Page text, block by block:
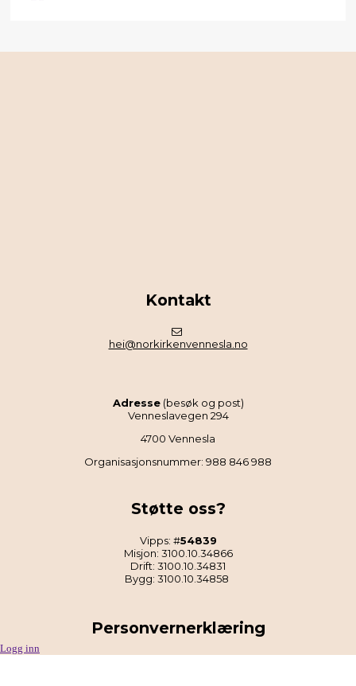
Kontakt
hei@norkirkenvennesla.no
Adresse(besøk og post)
Venneslavegen 294
4700 Vennesla
Organisasjonsnummer: 988 846 988
Støtte oss?
Vipps: #54839
Misjon: 3100.10.34866
Drift: 3100.10.34831
Bygg: 3100.10.34858
Personvernerklæring
Les Norkirken Vennesla sin personvernerklæring.
Logg inn